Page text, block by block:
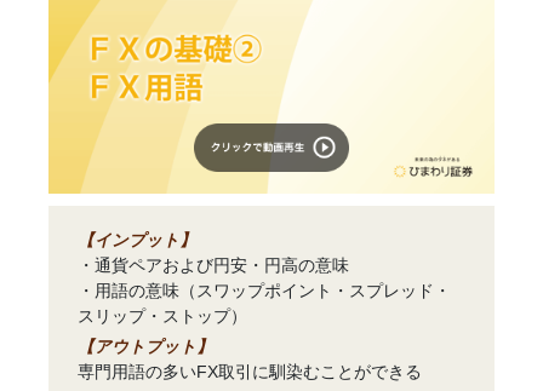
【インプット】
・通貨ペアおよび円安・円高の意味
・用語の意味（スワップポイント・スプレッド・
スリップ・ストップ）
【アウトプット】
専門用語の多いFX取引に馴染むことができる